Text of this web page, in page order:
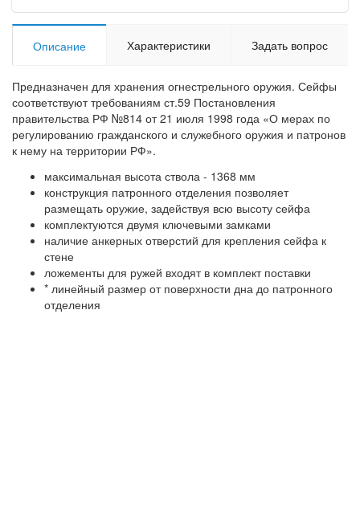
Описание Характеристики Задать вопрос
Предназначен для хранения огнестрельного оружия. Сейфы
соответствуют требованиям ст.59 Постановления
правительства РФ №814 от 21 июля 1998 года «О мерах по
регулированию гражданского и служебного оружия и патронов
к нему на территории РФ».
максимальная высота ствола - 1368 мм
конструкция патронного отделения позволяет
размещать оружие, задействуя всю высоту сейфа
комплектуются двумя ключевыми замками
наличие анкерных отверстий для крепления сейфа к
стене
ложементы для ружей входят в комплект поставки
* линейный размер от поверхности дна до патронного
отделения